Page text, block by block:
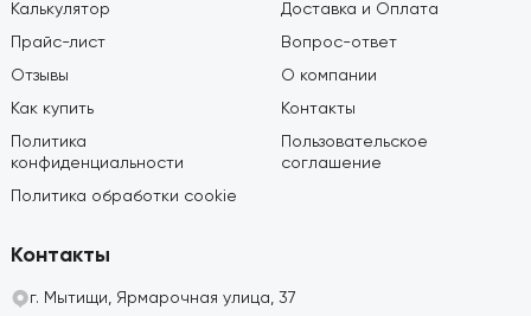
Калькулятор
Прайс-лист
Отзывы
Как купить
Политика
конфиденциальности
Политика обработки cookie
Доставка и Оплата
Вопрос-ответ
О компании
Контакты
Пользовательское
соглашение
Контакты
г. Мытищи, Ярмарочная улица, 37